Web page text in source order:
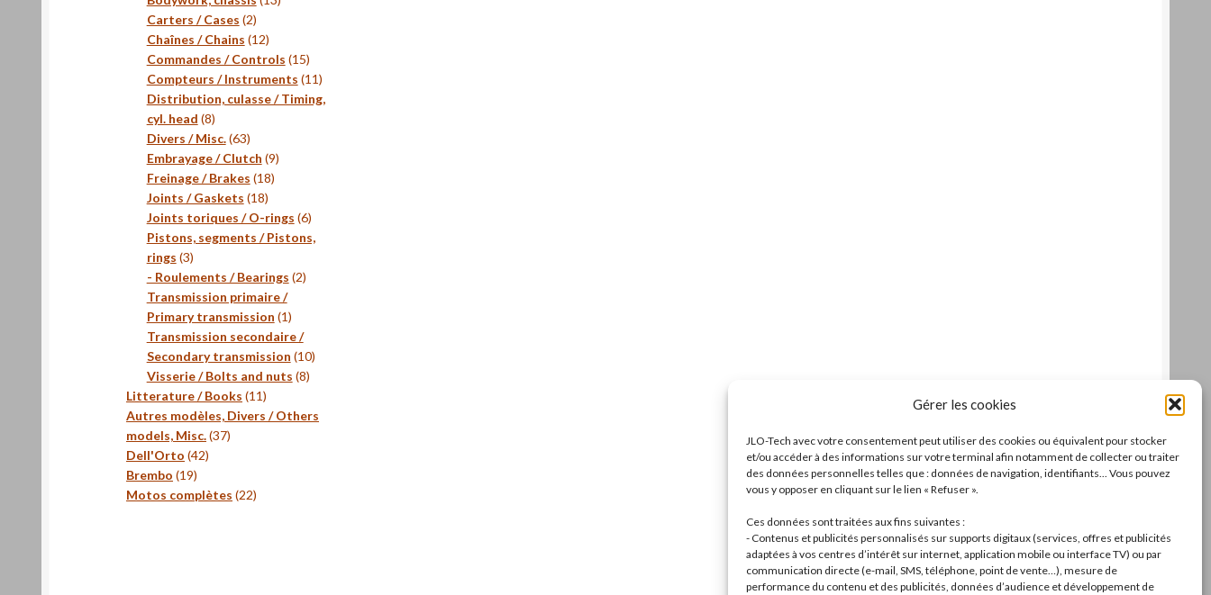
Gérer les cookies
JLO-Tech avec votre consentement peut utiliser des cookies ou équivalent pour stocker
et/ou accéder à des informations sur votre terminal afin notamment de collecter ou traiter
des données personnelles telles que : données de navigation, identifiants... Vous pouvez
vous y opposer en cliquant sur le lien « Refuser ».
Ces données sont traitées aux fins suivantes :
- Contenus et publicités personnalisés sur supports digitaux (services, offres et publicités
adaptées à vos centres d’intérêt sur internet, application mobile ou interface TV) ou par
communication directe (e-mail, SMS, téléphone, point de vente…), mesure de
performance du contenu et des publicités, données d’audience et développement de
Carters / Cases 22
produits
Chaînes / Chains 1212
produits
Commandes / Controls 1515
produits
Compteurs / Instruments 1111
produits
Distribution, culasse / Timing,
cyl. head 88
produits
Divers / Misc. 6363
produits
Embrayage / Clutch 99
Freinage / Brakes 1818
Joints / Gaskets 1818
produits
Joints toriques / O-rings 66
produits
Pistons, segments / Pistons,
rings 33
produits
- Roulements / Bearings 22
Transmission primaire /
Primary transmission 11
produit
Transmission secondaire /
Secondary transmission 1010
Visserie / Bolts and nuts 88
Litterature / Books 1111
produits
Autres modèles, Divers / Others
models, Misc. 3737
Dell'Orto 4242
Brembo 1919
produits
Motos complètes 2222